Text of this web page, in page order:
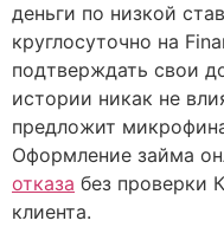
деньги по низкой
круглосуточно на
подтверждать свои
истории никак не
предложит
Оформление займа
отказа без проверки
клиента.